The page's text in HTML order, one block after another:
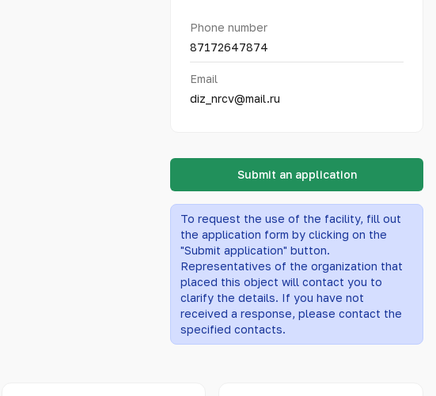
Phone number
87172647874
Email
diz_nrcv@mail.ru
Submit an application
To request the use of the facility, fill out
the application form by clicking on the
"Submit application" button.
Representatives of the organization that
placed this object will contact you to
clarify the details. If you have not
received a response, please contact the
specified contacts.